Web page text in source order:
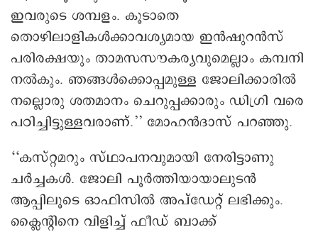
ഇവരുടെ ശമ്പളം. കൂടാതെ
തൊഴിലാളികൾക്കാവശ്യമായ ഇൻഷുറൻസ്
പരിരക്ഷയും താമസസൗകര്യവുമെല്ലാം കമ്പനി
നൽകും. ഞങ്ങൾക്കൊപ്പമുള്ള ജോലിക്കാരിൽ
നല്ലൊരു ശതമാനം ചെറുപ്പക്കാരും ഡിഗ്രി വരെ
പഠിച്ചിട്ടുള്ളവരാണ്.’’ മോഹൻദാസ് പറഞ്ഞു.
‘‘കസ്റ്റമറും സ്ഥാപനവുമായി നേരിട്ടാണു
ചർച്ചകൾ. ജോലി പൂർത്തിയായാലുടൻ
ആപ്പിലൂടെ ഓഫിസിൽ അപ്ഡേറ്റ് ലഭിക്കും.
ക്ലൈന്റിനെ വിളിച്ച് ഫീഡ് ബാക്ക്